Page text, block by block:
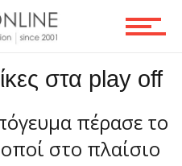
στα play off
πέρασε το
στο πλαίσιο